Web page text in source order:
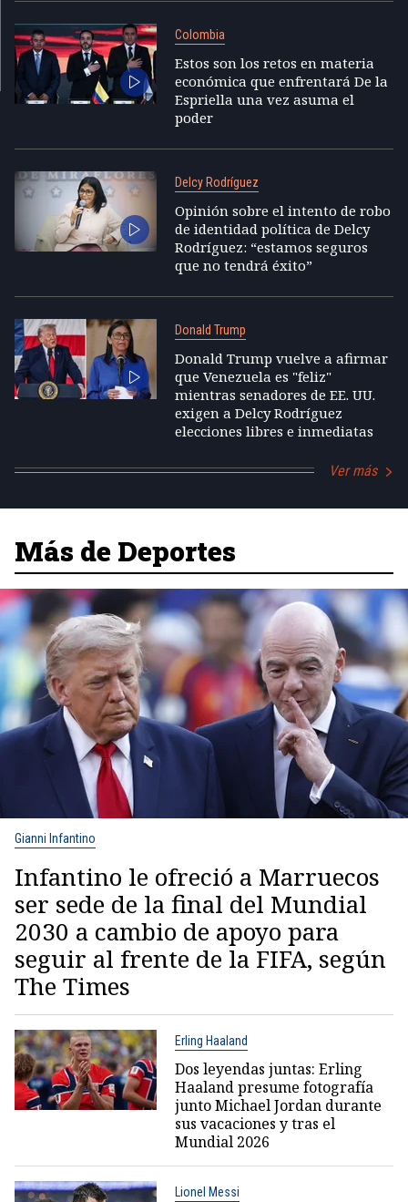
Colombia
Estos son los retos en materia
económica que enfrentará De la
Espriella una vez asuma el
poder
Delcy Rodríguez
Opinión sobre el intento de robo
de identidad política de Delcy
Rodríguez: “estamos seguros
que no tendrá éxito”
Donald Trump
Donald Trump vuelve a afirmar
que Venezuela es "feliz"
mientras senadores de EE. UU.
exigen a Delcy Rodríguez
elecciones libres e inmediatas
Ver más
Más de Deportes
Gianni Infantino
Infantino le ofreció a Marruecos
ser sede de la final del Mundial
2030 a cambio de apoyo para
seguir al frente de la FIFA, según
The Times
Erling Haaland
Dos leyendas juntas: Erling
Haaland presume fotografía
junto Michael Jordan durante
sus vacaciones y tras el
Mundial 2026
Lionel Messi